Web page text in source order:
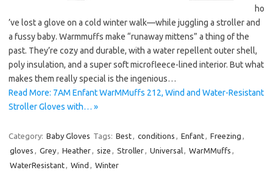
ho
’ve lost a glove on a cold winter walk—while juggling a stroller and
a fussy baby. Warmmuffs make “runaway mittens” a thing of the
past. They’re cozy and durable, with a water repellent outer shell,
poly insulation, and a super soft microfleece-lined interior. But what
makes them really special is the ingenious…
Read More: 7AM Enfant WarMMuffs 212, Wind and Water-Resistant
Stroller Gloves with… »
Category: Baby Gloves Tags: Best, conditions , Enfant, Freezing ,
gloves , Grey, Heather, size , Stroller, Universal, WarMMuffs ,
WaterResistant, Wind , Winter